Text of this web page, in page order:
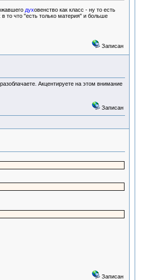
духовенство как класс - ну то есть
то что "есть только материя" и больше
Записан
Акцентируете на этом внимание
Записан
Записан